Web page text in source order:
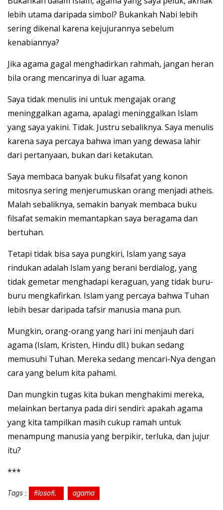
lebih utama daripada simbol? Bukankah Nabi lebih
sering dikenal karena kejujurannya sebelum
kenabiannya?
Jika agama gagal menghadirkan rahmah, jangan heran
bila orang mencarinya di luar agama.
Saya tidak menulis ini untuk mengajak orang
meninggalkan agama, apalagi meninggalkan Islam
yang saya yakini. Tidak. Justru sebaliknya. Saya menulis
karena saya percaya bahwa iman yang dewasa lahir
dari pertanyaan, bukan dari ketakutan.
Saya membaca banyak buku filsafat yang konon
mitosnya sering menjerumuskan orang menjadi atheis.
Malah sebaliknya, semakin banyak membaca buku
filsafat semakin memantapkan saya beragama dan
bertuhan.
Tetapi tidak bisa saya pungkiri, Islam yang saya
rindukan adalah Islam yang berani berdialog, yang
tidak gemetar menghadapi keraguan, yang tidak buru-
buru mengkafirkan. Islam yang percaya bahwa Tuhan
lebih besar daripada tafsir manusia mana pun.
Mungkin, orang-orang yang hari ini menjauh dari
agama (Islam, Kristen, Hindu dll.) bukan sedang
memusuhi Tuhan. Mereka sedang mencari-Nya dengan
cara yang belum kita pahami.
Dan mungkin tugas kita bukan menghakimi mereka,
melainkan bertanya pada diri sendiri: apakah agama
yang kita tampilkan masih cukup ramah untuk
menampung manusia yang berpikir, terluka, dan jujur
itu?
***
Tags : filosofi, agama